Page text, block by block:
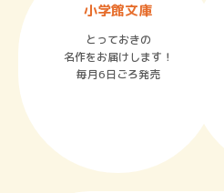
小学館文庫
とっておきの
名作をお届けします！
毎月6日ごろ発売